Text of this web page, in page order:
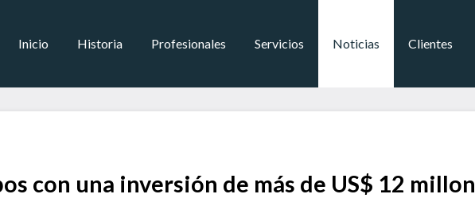
Inicio Historia Profesionales Servicios Noticias Clientes
con una inversión de más de US$ 12